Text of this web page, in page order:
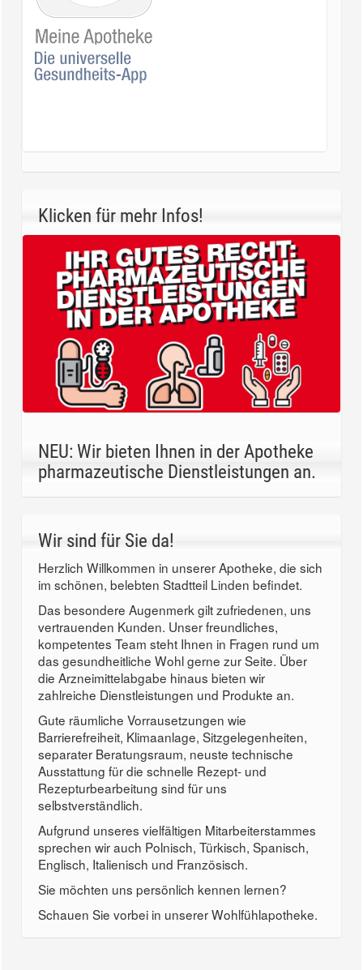
Klicken für mehr Infos!
NEU: Wir bieten Ihnen in der Apotheke
pharmazeutische Dienstleistungen an.
Wir sind für Sie da!
Herzlich Willkommen in unserer Apotheke, die sich
im schönen, belebten Stadtteil Linden befindet.
Das besondere Augenmerk gilt zufriedenen, uns
vertrauenden Kunden. Unser freundliches,
kompetentes Team steht Ihnen in Fragen rund um
das gesundheitliche Wohl gerne zur Seite. Über
die Arzneimittelabgabe hinaus bieten wir
zahlreiche Dienstleistungen und Produkte an.
Gute räumliche Vorrausetzungen wie
Barrierefreiheit, Klimaanlage, Sitzgelegenheiten,
separater Beratungsraum, neuste technische
Ausstattung für die schnelle Rezept- und
Rezepturbearbeitung sind für uns
selbstverständlich.
Aufgrund unseres vielfältigen Mitarbeiterstammes
sprechen wir auch Polnisch, Türkisch, Spanisch,
Englisch, Italienisch und Französisch.
Sie möchten uns persönlich kennen lernen?
Schauen Sie vorbei in unserer Wohlfühlapotheke.